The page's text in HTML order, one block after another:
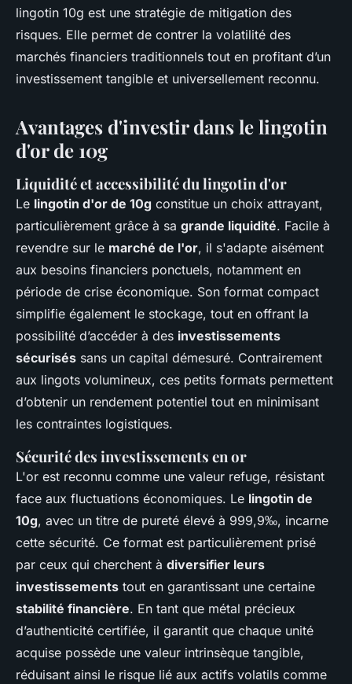
lingotin 10g est une stratégie de mitigation des
risques. Elle permet de contrer la volatilité des
marchés financiers traditionnels tout en profitant d’un
investissement tangible et universellement reconnu.
Avantages d'investir dans le lingotin
d'or de 10g
Liquidité et accessibilité du lingotin d'or
Le lingotin d'or de 10g constitue un choix attrayant,
particulièrement grâce à sa grande liquidité. Facile à
revendre sur le marché de l'or, il s'adapte aisément
aux besoins financiers ponctuels, notamment en
période de crise économique. Son format compact
simplifie également le stockage, tout en offrant la
possibilité d’accéder à des investissements
sécurisés sans un capital démesuré. Contrairement
aux lingots volumineux, ces petits formats permettent
d’obtenir un rendement potentiel tout en minimisant
les contraintes logistiques.
Sécurité des investissements en or
L'or est reconnu comme une valeur refuge, résistant
face aux fluctuations économiques. Le lingotin de
10g, avec un titre de pureté élevé à 999,9‰, incarne
cette sécurité. Ce format est particulièrement prisé
par ceux qui cherchent à diversifier leurs
investissements tout en garantissant une certaine
stabilité financière. En tant que métal précieux
d’authenticité certifiée, il garantit que chaque unité
acquise possède une valeur intrinsèque tangible,
réduisant ainsi le risque lié aux actifs volatils comme